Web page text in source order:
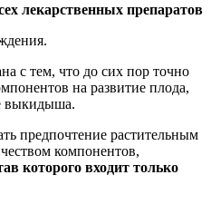
лекарственных препаратов
с тем, что до сих пор точно
на развитие плода,
выкидыша.
предпочтение растительным
компонентов,
которого входит только